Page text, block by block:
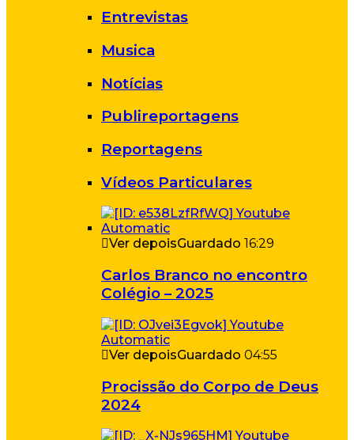
Entrevistas
Musica
Notícias
Publireportagens
Reportagens
Vídeos Particulares
Ver depoisGuardado 16:29
Carlos Branco no encontro
Colégio – 2025
Ver depoisGuardado 04:55
Procissão do Corpo de Deus
2024